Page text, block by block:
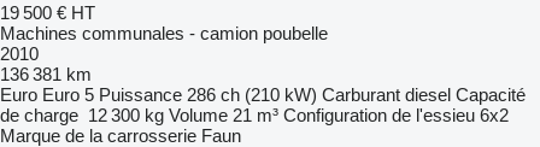
19 500 € HT
Machines communales - camion poubelle
2010
136 381 km
Euro Euro 5 Puissance 286 ch (210 kW) Carburant diesel Capacité
de charge 12 300 kg Volume 21 m³ Configuration de l'essieu 6x2
Marque de la carrosserie Faun